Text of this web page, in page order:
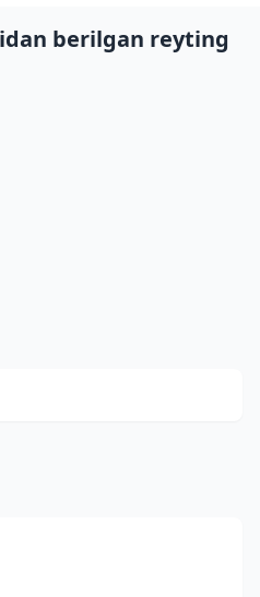
berilgan reyting